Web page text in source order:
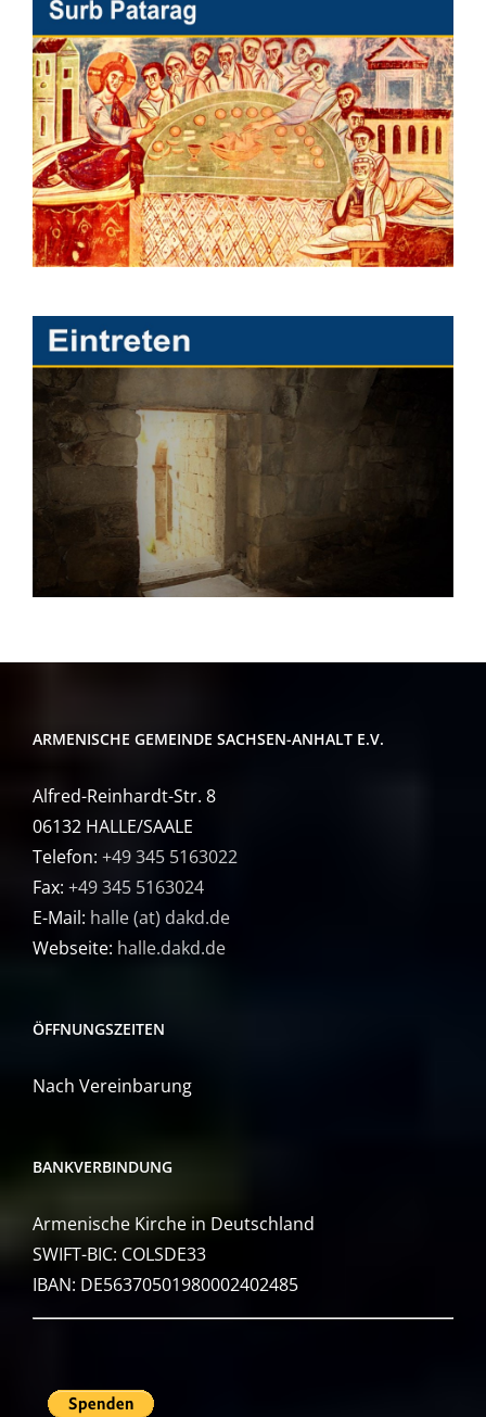
ARMENISCHE GEMEINDE SACHSEN-ANHALT E.V.
Alfred-Reinhardt-Str. 8
06132 HALLE/SAALE
Telefon: +49 345 5163022
Fax: +49 345 5163024
E-Mail: halle (at) dakd.de
Webseite: halle.dakd.de
ÖFFNUNGSZEITEN
Nach Vereinbarung
BANKVERBINDUNG
Armenische Kirche in Deutschland
SWIFT-BIC: COLSDE33
IBAN: DE56370501980002402485